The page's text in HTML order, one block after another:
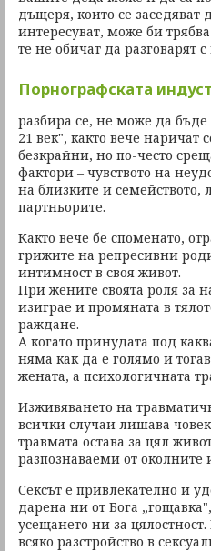
дъщеря, които се
интересуват, може би
те не обичат да разговарят
Порнографската
разбира се, не може да
21 век", както вече наричат
безкрайни, но по-често
фактори – чувството на
на близките и семейството,
партньорите.
Както вече бе споменато,
грижите на репресивни
интимност в своя живот.
При жените своята роля за
изиграе и промяната в
раждане.
А когато принудата под
няма как да е голямо и
жената, а психологичната
Изживяването на
всички случаи лишава
травмата остава за цял
разпознаваеми от околните
Сексът е привлекателно и
дарена ни от Бога
усещането ни за
всяко разстройство в